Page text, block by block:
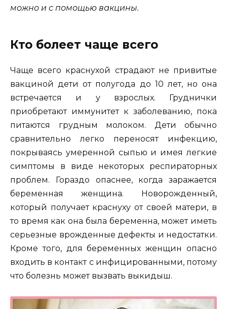
можно и с помощью вакцины.
Кто болеет чаще всего
Чаще всего краснухой страдают не привитые
вакциной дети от полугода до 10 лет, но она
встречается и у взрослых. Груднички
приобретают иммунитет к заболеванию, пока
питаются грудным молоком. Дети обычно
сравнительно легко переносят инфекцию,
покрываясь умеренной сыпью и имея легкие
симптомы в виде некоторых респираторных
проблем. Гораздо опаснее, когда заражается
беременная женщина. Новорожденный,
который получает краснуху от своей матери, в
то время как она была беременна, может иметь
серьезные врожденные дефекты и недостатки.
Кроме того, для беременных женщин опасно
входить в контакт с инфицированными, потому
что болезнь может вызвать выкидыш.